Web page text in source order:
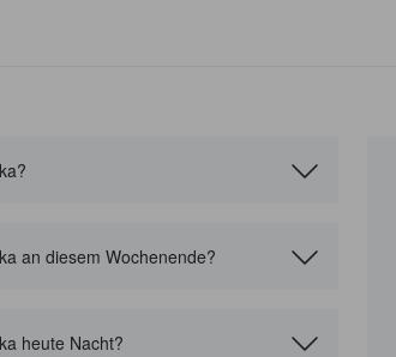
an diesem Wochenende?
heute Nacht?